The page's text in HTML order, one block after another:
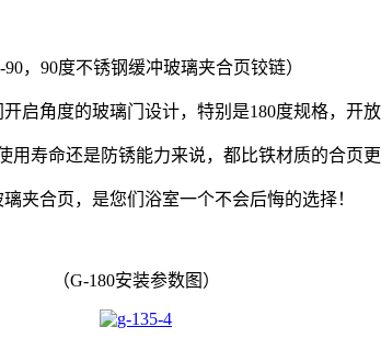
90，90度不锈钢缓冲玻璃夹合页铰链）
启角度的玻璃门设计，特别是180度规格，开
寿命还是防锈能力来说，都比铁材质的合页更
夹合页，是您们浴室一个不会后悔的选择！
（G-180安装参数图）